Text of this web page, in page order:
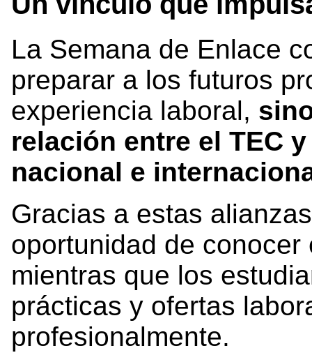
La Semana de Enlace
preparar a los futuros
experiencia laboral,
relación entre el TEC
nacional e
Gracias a estas
oportunidad de
mientras que los
prácticas y ofertas
profesionalmente.